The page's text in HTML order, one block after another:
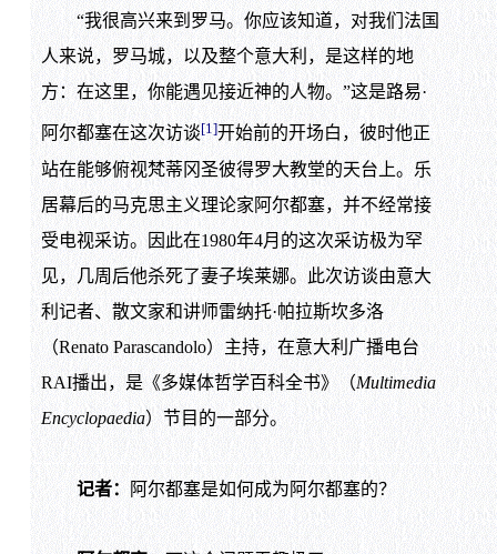
“我很高兴来到罗马。你应该知道，对我们法国
人来说，罗马城，以及整个意大利，是这样的地
方：在这里，你能遇见接近神的人物。”这是路易·
阿尔都塞在这次访谈[1]开始前的开场白，彼时他正
站在能够俯视梵蒂冈圣彼得罗大教堂的天台上。乐
居幕后的马克思主义理论家阿尔都塞，并不经常接
受电视采访。因此在1980年4月的这次采访极为罕
见，几周后他杀死了妻子埃莱娜。此次访谈由意大
利记者、散文家和讲师雷纳托·帕拉斯坎多洛
（Renato Parascandolo）主持，在意大利广播电台
RAI播出，是《多媒体哲学百科全书》（Multimedia
Encyclopaedia）节目的一部分。
记者： 阿尔都塞是如何成为阿尔都塞的？